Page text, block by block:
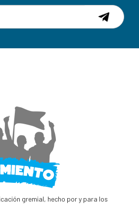
gremial, hecho por y para los